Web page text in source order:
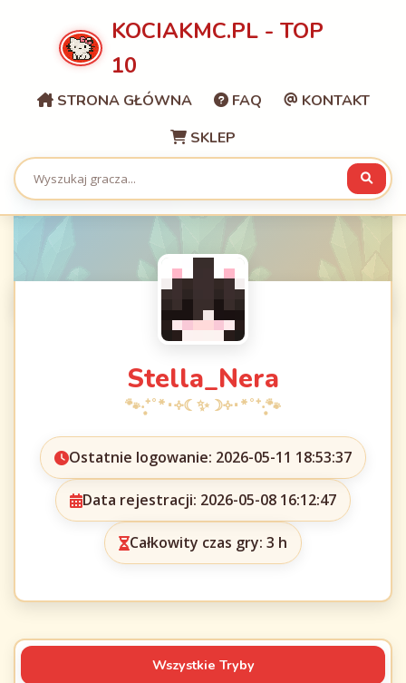
KOCIAKMC.PL - TOP
10
STRONA GŁÓWNA FAQ
KONTAKT
SKLEP
Stella_Nera
Ostatnie logowanie: 2026-05-11 18:53:37
Data rejestracji: 2026-05-08 16:12:47
Całkowity czas gry: 3 h
Wszystkie Tryby